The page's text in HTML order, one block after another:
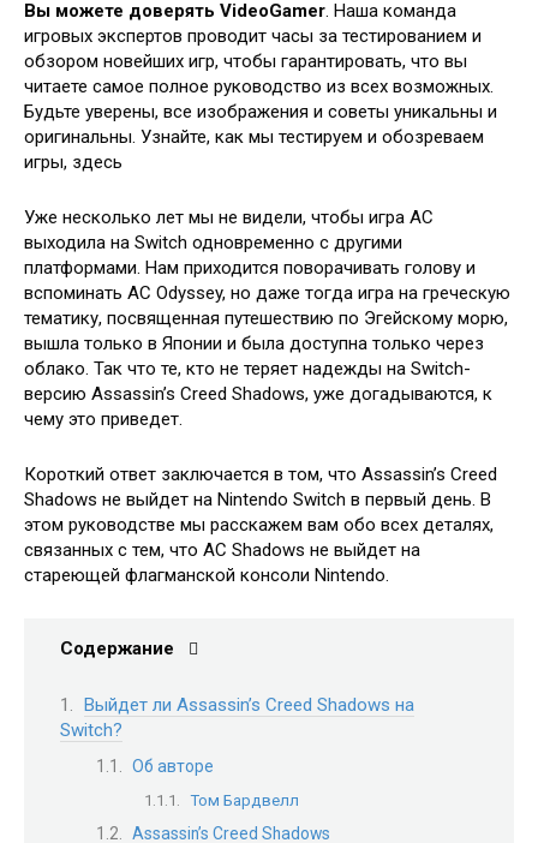
Вы можете доверять VideoGamer. Наша команда
игровых экспертов проводит часы за тестированием и
обзором новейших игр, чтобы гарантировать, что вы
читаете самое полное руководство из всех возможных.
Будьте уверены, все изображения и советы уникальны и
оригинальны. Узнайте, как мы тестируем и обозреваем
игры, здесь
Уже несколько лет мы не видели, чтобы игра AC
выходила на Switch одновременно с другими
платформами. Нам приходится поворачивать голову и
вспоминать AC Odyssey, но даже тогда игра на греческую
тематику, посвященная путешествию по Эгейскому морю,
вышла только в Японии и была доступна только через
облако. Так что те, кто не теряет надежды на Switch-
версию Assassin’s Creed Shadows, уже догадываются, к
чему это приведет.
Короткий ответ заключается в том, что Assassin’s Creed
Shadows не выйдет на Nintendo Switch в первый день. В
этом руководстве мы расскажем вам обо всех деталях,
связанных с тем, что AC Shadows не выйдет на
стареющей флагманской консоли Nintendo.
Содержание
Выйдет ли Assassin’s Creed Shadows на
Switch?
Об авторе
Том Бардвелл
Assassin’s Creed Shadows